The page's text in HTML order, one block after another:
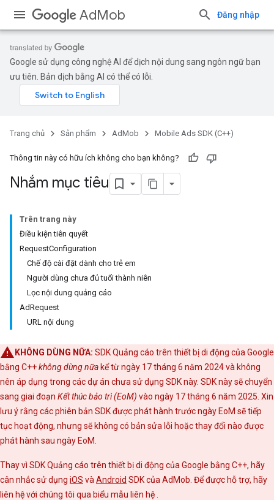
AdMob Đăng nhập
Google sử dụng công nghệ AI để dịch nội dung sang ngôn ngữ bạn
ưu tiên. Bản dịch bằng AI có thể có lỗi.
Trang chủ Sản phẩm AdMob Mobile Ads SDK (C++)
Thông tin này có hữu ích không cho bạn không?
Nhắm mục tiêu
Trên trang này
Điều kiện tiên quyết
RequestConfiguration
Chế độ cài đặt dành cho trẻ em
Người dùng chưa đủ tuổi thành niên
Lọc nội dung quảng cáo
AdRequest
URL nội dung
KHÔNG DÙNG NỮA: SDK Quảng cáo trên thiết bị di động của Google
bằng C++không dùng nữa kể từ ngày 17 tháng 6 năm 2024 và không
nên áp dụng trong các dự án chưa sử dụng SDK này. SDK này sẽ chuyển
sang giai đoạn Kết thúc bảo trì (EoM) vào ngày 17 tháng 6 năm 2025. Xin
lưu ý rằng các phiên bản SDK được phát hành trước ngày EoM sẽ tiếp
tục hoạt động, nhưng sẽ không có bản sửa lỗi hoặc thay đổi nào được
phát hành sau ngày EoM.
Thay vì SDK Quảng cáo trên thiết bị di động của Google bằng C++, hãy
cân nhắc sử dụng iOS và Android SDK của AdMob. Để được hỗ trợ, hãy
liên hệ với chúng tôi qua biểu mẫu liên hệ